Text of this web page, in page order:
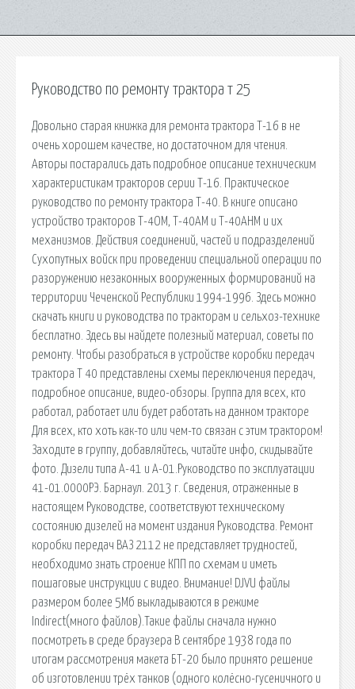
Руководство по ремонту трактора т 25
Довольно старая книжка для ремонта трактора Т-16 в не
очень хорошем качестве, но достаточном для чтения.
Авторы постарались дать подробное описание техническим
характеристикам тракторов серии Т-16. Практическое
руководство по ремонту трактора Т-40. В книге описано
устройство тракторов Т-4ОМ, Т-40АМ и Т-40АНМ и их
механизмов. Действия соединений, частей и подразделений
Сухопутных войск при проведении специальной операции по
разоружению незаконных вооруженных формирований на
территории Чеченской Республики 1994-1996. Здесь можно
скачать книги и руководства по тракторам и сельхоз-технике
бесплатно. Здесь вы найдете полезный материал, советы по
ремонту. Чтобы разобраться в устройстве коробки передач
трактора Т 40 представлены схемы переключения передач,
подробное описание, видео-обзоры. Группа для всех, кто
работал, работает или будет работать на данном тракторе
Для всех, кто хоть как-то или чем-то связан с этим трактором!
Заходите в группу, добавляйтесь, читайте инфо, скидывайте
фото. Дизели типа А-41 и А-01.Руководство по эксплуатации
41-01.0000РЭ. Барнаул. 2013 г. Сведения, отраженные в
настоящем Руководстве, соответствуют техническому
состоянию дизелей на момент издания Руководства. Ремонт
коробки передач ВАЗ 2112 не представляет трудностей,
необходимо знать строение КПП по схемам и иметь
пошаговые инструкции с видео. Внимание! DJVU файлы
размером более 5Мб выкладываются в режиме
Indirect(много файлов).Такие файлы сначала нужно
посмотреть в среде браузера В сентябре 1938 года по
итогам рассмотрения макета БТ-20 было принято решение
об изготовлении трёх танков (одного колёсно-гусеничного и